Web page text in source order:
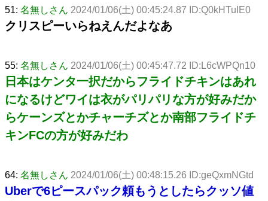
51: 名無しさん 2024/01/06(土) 00:45:24.87 ID:Q0kHTuIE0
クリスピーいらねえんだよなあ
55: 名無しさん 2024/01/06(土) 00:45:47.72 ID:L6cWPQn10
日本はケンタ一択だからフライドチキンはあれ
になるけどワイは衣がパリパリな方が好みだか
らケーンズとかチャーチズとか南部フライドチ
キンFCの方が好みだわ
64: 名無しさん 2024/01/06(土) 00:48:15.26 ID:geQxmNGtd
Uberで6ピースパック頼もうとしたらクッソ値